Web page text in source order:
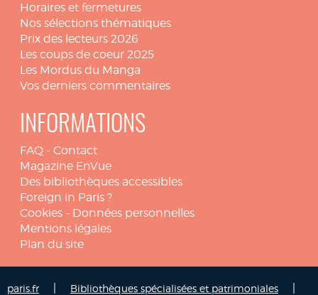
Horaires et fermetures
Nos sélections thématiques
Prix des lecteurs 2026
Les coups de coeur 2025
Les Mordus du Manga
Vos derniers commentaires
INFORMATIONS
FAQ - Contact
Magazine EnVue
Des bibliothèques accessibles
Foreign in Paris ?
Cookies - Données personnelles
Mentions légales
Plan du site
paris.fr Bibliothèques spécialisées et patrimoniales